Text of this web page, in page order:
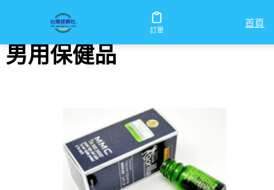
訂單
首頁
男用保健品
男用保健品